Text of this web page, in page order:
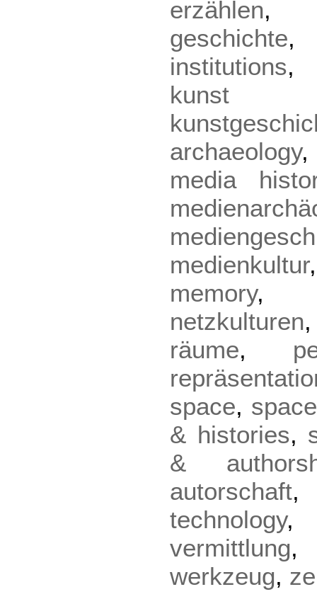
erzählen
geschichte
institutions
kunst
archaeology
media
medienkultur
memory
netzkulturen
räume,
space,
& histories,
&
autorschaft
technology
vermittlung
werkzeug,